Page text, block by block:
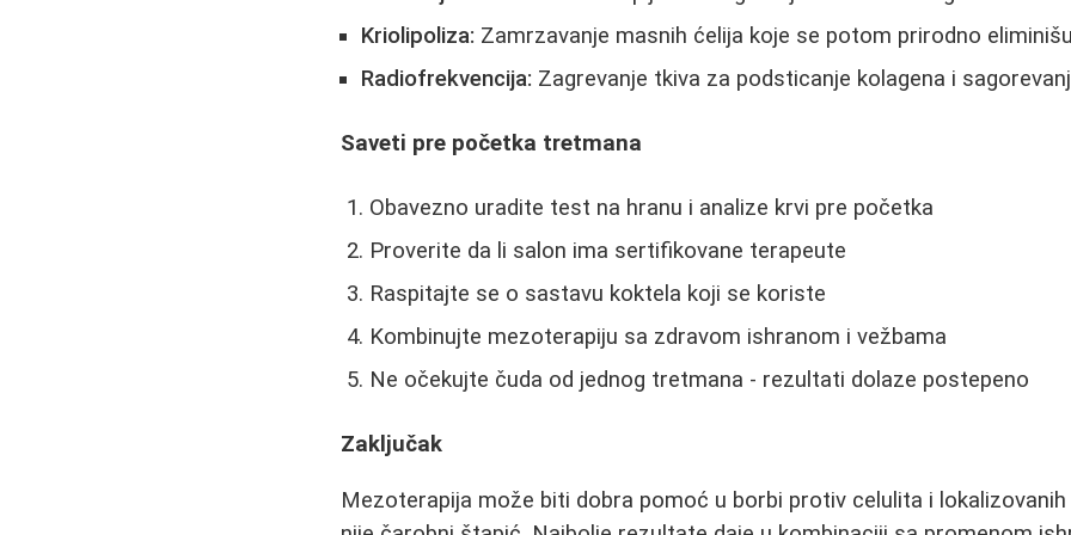
Kriolipoliza: Zamrzavanje masnih ćelija koje se potom prirodno
Radiofrekvencija: Zagrevanje tkiva za podsticanje kolagena i
Saveti pre početka tretmana
Obavezno uradite test na hranu i analize krvi pre početka
Proverite da li salon ima sertifikovane terapeute
Raspitajte se o sastavu koktela koji se koriste
Kombinujte mezoterapiju sa zdravom ishranom i vežbama
Ne očekujte čuda od jednog tretmana - rezultati dolaze postepeno
Zaključak
Mezoterapija može biti dobra pomoć u borbi protiv celulita i lokalizovanih